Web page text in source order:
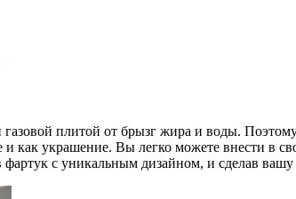
плитой от брызг жира и воды.
украшение. Вы легко можете внести в
с уникальным дизайном, и сделав